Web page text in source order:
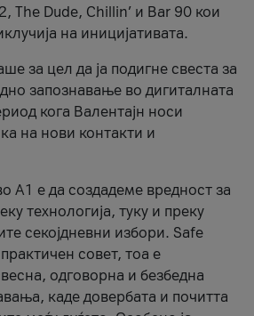
The Dude, Chillin’ и Bar 90 кои
на иницијативата.
за цел да ја подигне свеста за
запознавање во дигиталната
кога Валентајн носи
на нови контакти и
А1 е да создадеме вредност за
технологија, туку и преку
секојдневни избори. Safe
совет, тоа е
одговорна и безбедна
каде довербата и почитта